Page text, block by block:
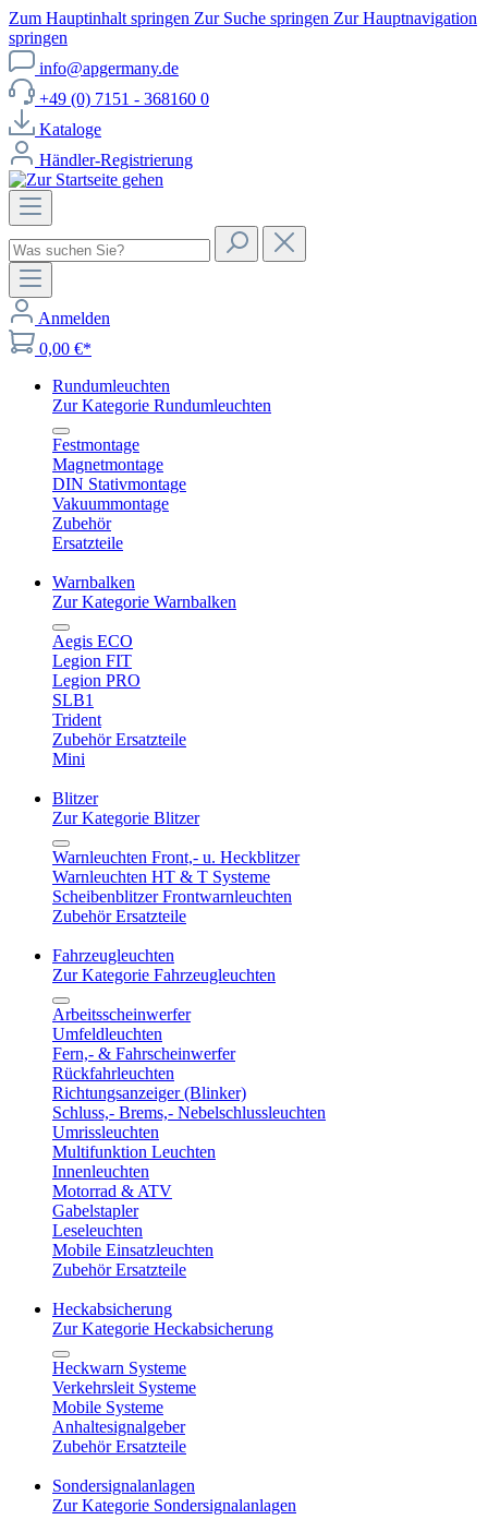
Zum Hauptinhalt springen Zur Suche springen Zur Hauptnavigation
springen
info@apgermany.de
+49 (0) 7151 - 368160 0
Kataloge
Händler-Registrierung
Anmelden
0,00 €*
Rundumleuchten
Zur Kategorie Rundumleuchten
Festmontage
Magnetmontage
DIN Stativmontage
Vakuummontage
Zubehör
Ersatzteile
Warnbalken
Zur Kategorie Warnbalken
Aegis ECO
Legion FIT
Legion PRO
SLB1
Trident
Zubehör Ersatzteile
Mini
Blitzer
Zur Kategorie Blitzer
Warnleuchten Front,- u. Heckblitzer
Warnleuchten HT & T Systeme
Scheibenblitzer Frontwarnleuchten
Zubehör Ersatzteile
Fahrzeugleuchten
Zur Kategorie Fahrzeugleuchten
Arbeitsscheinwerfer
Umfeldleuchten
Fern,- & Fahrscheinwerfer
Rückfahrleuchten
Richtungsanzeiger (Blinker)
Schluss,- Brems,- Nebelschlussleuchten
Umrissleuchten
Multifunktion Leuchten
Innenleuchten
Motorrad & ATV
Gabelstapler
Leseleuchten
Mobile Einsatzleuchten
Zubehör Ersatzteile
Heckabsicherung
Zur Kategorie Heckabsicherung
Heckwarn Systeme
Verkehrsleit Systeme
Mobile Systeme
Anhaltesignalgeber
Zubehör Ersatzteile
Sondersignalanlagen
Zur Kategorie Sondersignalanlagen